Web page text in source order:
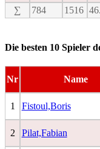
∑
784 1516
Die besten 10 Spieler
Nr Name
1 Fistoul,Boris
2 Pilat,Fabian